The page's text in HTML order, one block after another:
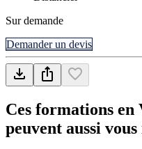
Sur demande
Demander un devis
Ces formations
peuvent aussi